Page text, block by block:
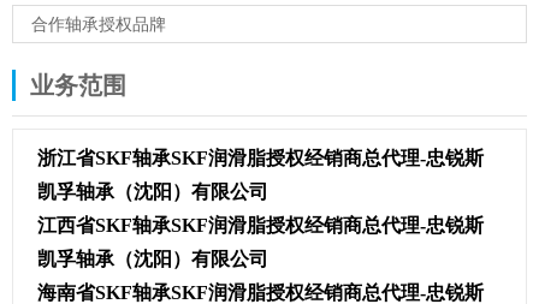
合作轴承授权品牌
业务范围
浙江省SKF轴承SKF润滑脂授权经销商总代理-忠锐斯
凯孚轴承（沈阳）有限公司
江西省SKF轴承SKF润滑脂授权经销商总代理-忠锐斯
凯孚轴承（沈阳）有限公司
海南省SKF轴承SKF润滑脂授权经销商总代理-忠锐斯